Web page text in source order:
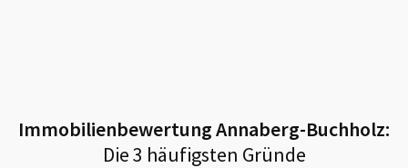
ImmobilienbewertungAnnaberg-Buchholz:
Die 3 häufigsten Gründe